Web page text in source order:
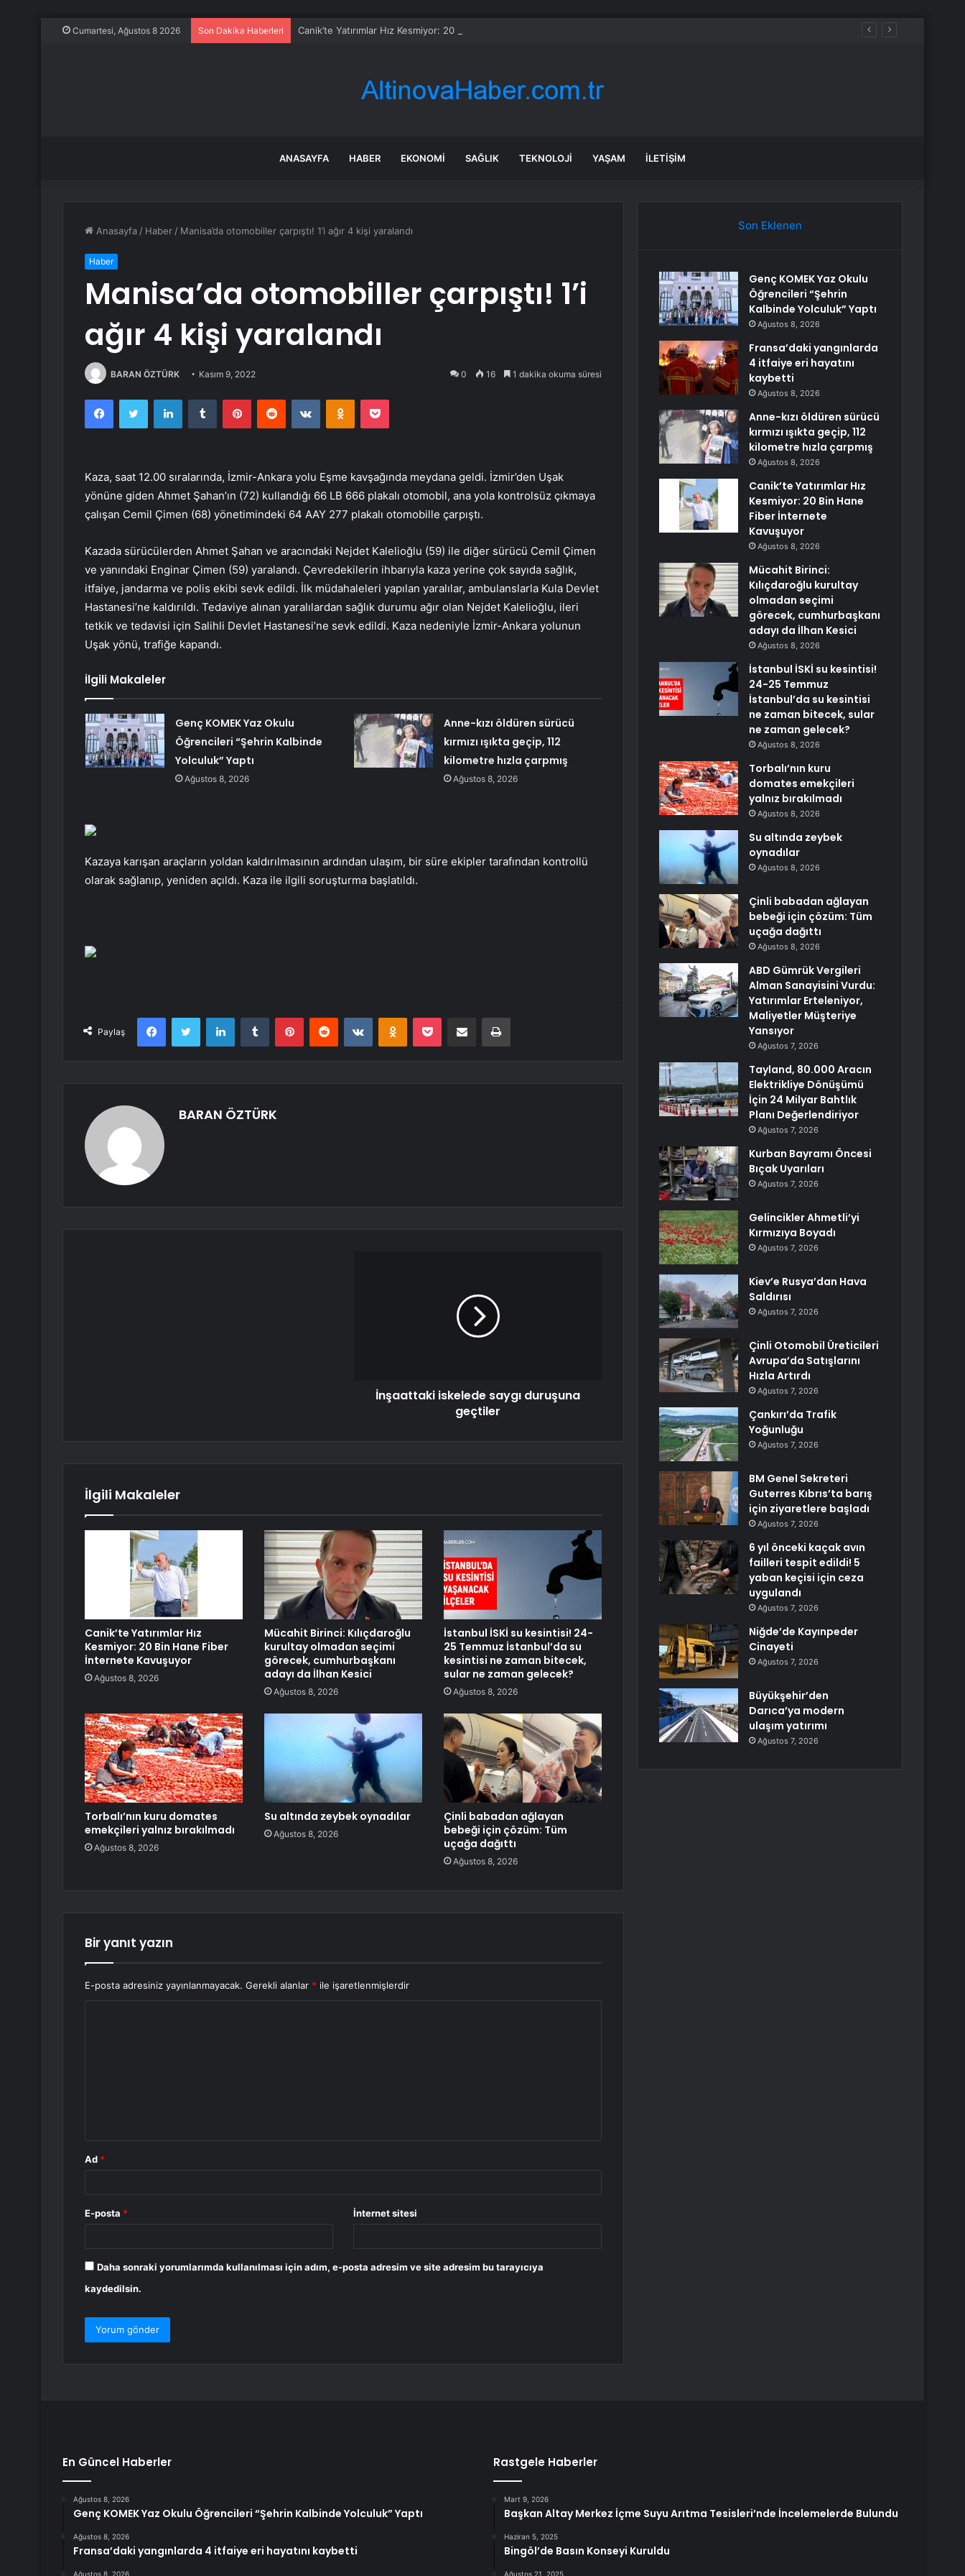
Cumartesi, Ağustos 8 2026 Son Dakika Haberleri Canik’te Yatırımlar Hız Kesmiyor: 20 Bin Hane Fiber İnternete Kavuşuyor
ANASAYFA HABER EKONOMI SAĞLIK TEKNOLOJI YAŞAM İLETIŞIM
Anasayfa / Haber / Manisa’da otomobiller çarpıştı! 1’i ağır 4 kişi yaralandı
Haber
Manisa’da otomobiller çarpıştı! 1’i
ağır 4 kişi yaralandı
BARAN ÖZTÜRK Kasım 9, 2022 0 16 1 dakika okuma süresi
FacebookTwitter LinkedInTumblr PinterestReddit VKontakteOdnoklassniki
Pocket
Kaza, saat 12.00 sıralarında, İzmir-Ankara yolu Eşme kavşağında meydana geldi. İzmir’den Uşak
yönüne giden Ahmet Şahan’ın (72) kullandığı 66 LB 666 plakalı otomobil, ana yola kontrolsüz çıkmaya
çalışan Cemil Çimen (68) yönetimindeki 64 AAY 277 plakalı otomobille çarpıştı.
Kazada sürücülerden Ahmet Şahan ve aracındaki Nejdet Kalelioğlu (59) ile diğer sürücü Cemil Çimen
ve yanındaki Enginar Çimen (59) yaralandı. Çevredekilerin ihbarıyla kaza yerine çok sayıda sağlık,
itfaiye, jandarma ve polis ekibi sevk edildi. İlk müdahaleleri yapılan yaralılar, ambulanslarla Kula Devlet
Hastanesi’ne kaldırıldı. Tedaviye alınan yaralılardan sağlık durumu ağır olan Nejdet Kalelioğlu, ileri
tetkik ve tedavisi için Salihli Devlet Hastanesi’ne sevk edildi. Kaza nedeniyle İzmir-Ankara yolunun
Uşak yönü, trafiğe kapandı.
İlgili Makaleler
Genç KOMEK Yaz Okulu
Öğrencileri “Şehrin Kalbinde
Yolculuk” Yaptı
Ağustos 8, 2026
Anne-kızı öldüren sürücü
kırmızı ışıkta geçip, 112
kilometre hızla çarpmış
Ağustos 8, 2026
Kazaya karışan araçların yoldan kaldırılmasının ardından ulaşım, bir süre ekipler tarafından kontrollü
olarak sağlanıp, yeniden açıldı. Kaza ile ilgili soruşturma başlatıldı.
Paylaş
FacebookTwitter LinkedInTumblr PinterestReddit VKontakteOdnoklassniki
Pocket E-Posta ile paylaş Yazdır
BARAN ÖZTÜRK
İnşaattaki iskelede saygı duruşuna
geçtiler
İlgili Makaleler
Canik’te Yatırımlar Hız
Kesmiyor: 20 Bin Hane Fiber
İnternete Kavuşuyor
Ağustos 8, 2026
Mücahit Birinci: Kılıçdaroğlu
kurultay olmadan seçimi
görecek, cumhurbaşkanı
adayı da İlhan Kesici
Ağustos 8, 2026
İstanbul İSKİ su kesintisi! 24-
25 Temmuz İstanbul’da su
kesintisi ne zaman bitecek,
sular ne zaman gelecek?
Ağustos 8, 2026
Torbalı’nın kuru domates
emekçileri yalnız bırakılmadı
Ağustos 8, 2026
Su altında zeybek oynadılar
Ağustos 8, 2026
Çinli babadan ağlayan
bebeği için çözüm: Tüm
uçağa dağıttı
Ağustos 8, 2026
Bir yanıt yazın
E-posta adresiniz yayınlanmayacak. Gerekli alanlar * ile işaretlenmişlerdir
Ad *
E-posta * İnternet sitesi
Daha sonraki yorumlarımda kullanılması için adım, e-posta adresim ve site adresim bu tarayıcıya
kaydedilsin.
Son Eklenen
Genç KOMEK Yaz Okulu
Öğrencileri “Şehrin
Kalbinde Yolculuk” Yaptı
Ağustos 8, 2026
Fransa’daki yangınlarda
4 itfaiye eri hayatını
kaybetti
Ağustos 8, 2026
Anne-kızı öldüren sürücü
kırmızı ışıkta geçip, 112
kilometre hızla çarpmış
Ağustos 8, 2026
Canik’te Yatırımlar Hız
Kesmiyor: 20 Bin Hane
Fiber İnternete
Kavuşuyor
Ağustos 8, 2026
Mücahit Birinci:
Kılıçdaroğlu kurultay
olmadan seçimi
görecek, cumhurbaşkanı
adayı da İlhan Kesici
Ağustos 8, 2026
İstanbul İSKİ su kesintisi!
24-25 Temmuz
İstanbul’da su kesintisi
ne zaman bitecek, sular
ne zaman gelecek?
Ağustos 8, 2026
Torbalı’nın kuru
domates emekçileri
yalnız bırakılmadı
Ağustos 8, 2026
Su altında zeybek
oynadılar
Ağustos 8, 2026
Çinli babadan ağlayan
bebeği için çözüm: Tüm
uçağa dağıttı
Ağustos 8, 2026
ABD Gümrük Vergileri
Alman Sanayisini Vurdu:
Yatırımlar Erteleniyor,
Maliyetler Müşteriye
Yansıyor
Ağustos 7, 2026
Tayland, 80.000 Aracın
Elektrikliye Dönüşümü
İçin 24 Milyar Bahtlık
Planı Değerlendiriyor
Ağustos 7, 2026
Kurban Bayramı Öncesi
Bıçak Uyarıları
Ağustos 7, 2026
Gelincikler Ahmetli’yi
Kırmızıya Boyadı
Ağustos 7, 2026
Kiev’e Rusya’dan Hava
Saldırısı
Ağustos 7, 2026
Çinli Otomobil Üreticileri
Avrupa’da Satışlarını
Hızla Artırdı
Ağustos 7, 2026
Çankırı’da Trafik
Yoğunluğu
Ağustos 7, 2026
BM Genel Sekreteri
Guterres Kıbrıs’ta barış
için ziyaretlere başladı
Ağustos 7, 2026
6 yıl önceki kaçak avın
failleri tespit edildi! 5
yaban keçisi için ceza
uygulandı
Ağustos 7, 2026
Niğde’de Kayınpeder
Cinayeti
Ağustos 7, 2026
Büyükşehir’den
Darıca’ya modern
ulaşım yatırımı
Ağustos 7, 2026
En Güncel Haberler
Ağustos 8, 2026
Genç KOMEK Yaz Okulu Öğrencileri “Şehrin Kalbinde Yolculuk” Yaptı
Ağustos 8, 2026
Fransa’daki yangınlarda 4 itfaiye eri hayatını kaybetti
Ağustos 8, 2026
Rastgele Haberler
Mart 9, 2026
Başkan Altay Merkez İçme Suyu Arıtma Tesisleri’nde İncelemelerde Bulundu
Haziran 5, 2025
Bingöl’de Basın Konseyi Kuruldu
Ağustos 21, 2025